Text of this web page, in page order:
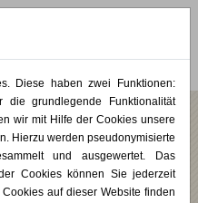
MERKLISTE (0)
- Spuren der
Diese haben zwei Funktionen:
grundlegende Funktionalität
wir mit Hilfe der Cookies unsere
Hierzu werden pseudonymisierte
und ausgewertet. Das
Cookies können Sie jederzeit
auf dieser Website finden